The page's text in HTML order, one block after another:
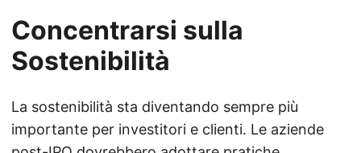
Concentrarsi sulla
Sostenibilità
La sostenibilità sta diventando sempre più
importante per investitori e clienti. Le aziende